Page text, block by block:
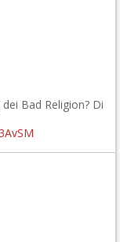
Bad Religion? Di